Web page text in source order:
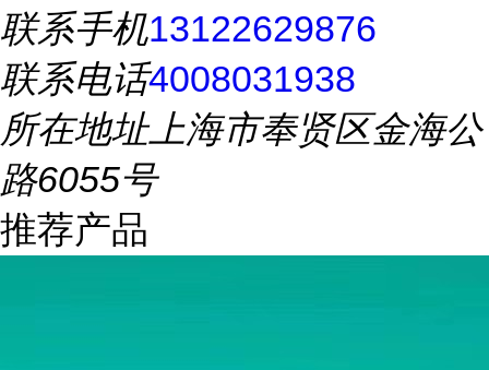
联系手机13122629876
联系电话4008031938
所在地址上海市奉贤区金海公
路6055号
推荐产品